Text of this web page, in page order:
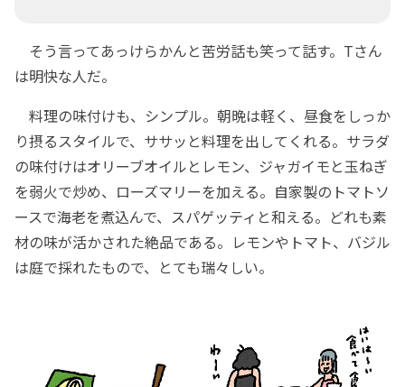
そう言ってあっけらかんと苦労話も笑って話す。Tさん
は明快な人だ。
料理の味付けも、シンプル。朝晩は軽く、昼食をしっか
り摂るスタイルで、ササッと料理を出してくれる。サラダ
の味付けはオリーブオイルとレモン、ジャガイモと玉ねぎ
を弱火で炒め、ローズマリーを加える。自家製のトマトソ
ースで海老を煮込んで、スパゲッティと和える。どれも素
材の味が活かされた絶品である。レモンやトマト、バジル
は庭で採れたもので、とても瑞々しい。